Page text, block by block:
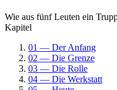
Wie aus fünf Leuten ein
Kapitel
01 — Der Anfang
02 — Die Grenze
03 — Die Rolle
04 — Die Werkstatt